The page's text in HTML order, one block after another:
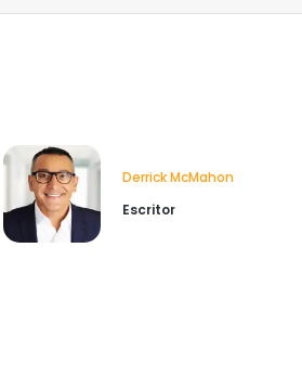
Derrick McMahon
Escritor